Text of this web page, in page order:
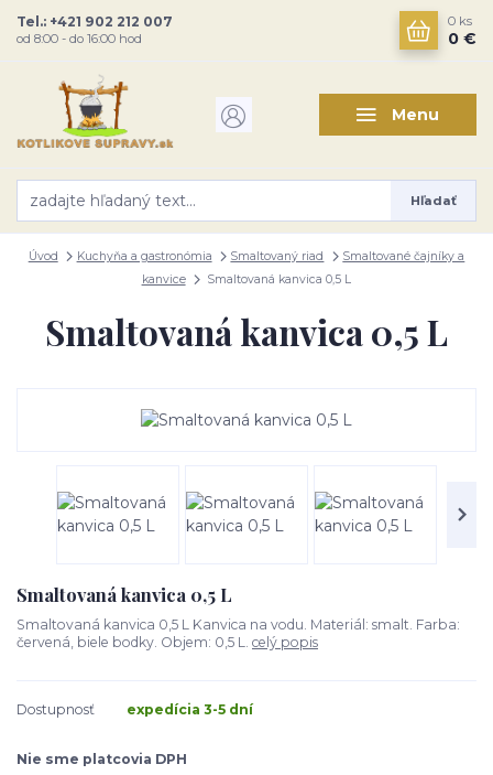
Menu
Hľadať
Tel.: +421 902 212 007
od 8:00 - do 16:00 hod
0 ks
0 €
Úvod Kuchyňa a gastronómia Smaltovaný riad
Smaltované čajníky a
kanvice
Smaltovaná kanvica 0,5 L
Smaltovaná kanvica 0,5 L
Smaltovaná kanvica 0,5 L
Smaltovaná kanvica 0,5 L Kanvica na vodu. Materiál: smalt. Farba:
červená, biele bodky. Objem: 0,5 L. celý popis
Dostupnosť expedícia 3-5 dní
Nie sme platcovia DPH